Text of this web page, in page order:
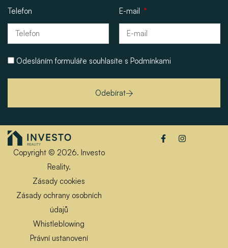
Telefon E-mail
Odesláním formuláře souhlasíte s Podmínkami
Odebírat
Copyright © 2026. Investo
Reality.
Zásady cookies
Zásady ochrany osobních
údajů
Whistleblowing
Právní ustanovení